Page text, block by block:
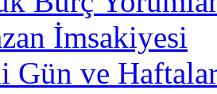
İmsakiyesi
Gün ve